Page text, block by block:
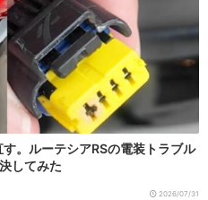
。ルーテシアRSの電装トラブル
してみた
2026/07/31